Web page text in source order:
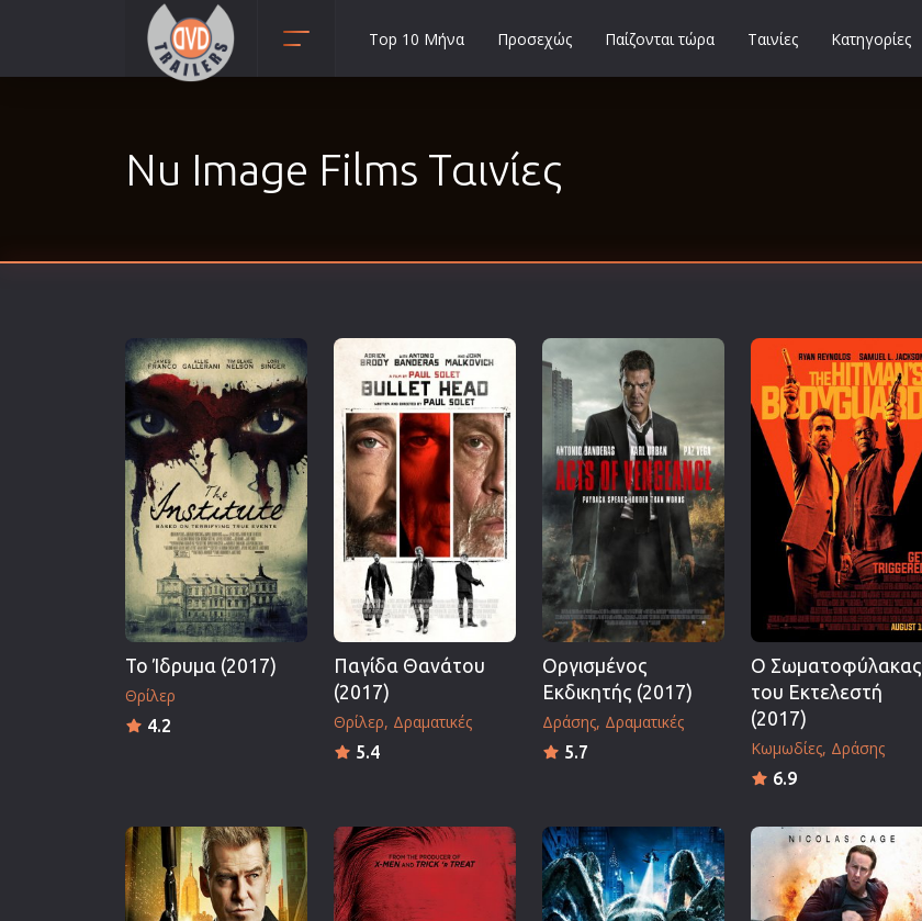
Αισθηματικές
Γουέστερν
Δραματικές
Δράσης
Ελληνικός Κινηματογράφος
Επιβίωσης
Επιστημονικής Φαντασίας
Εποχής
Ερωτικές
Ευρωπαικός Κινηματογράφος
Θρησκευτικές
Θρίλερ
Ιστορικές
Καταστροφής
Ντοκιμαντέρ
Οικογενειακές
Παιδικές
Περιπέτειες
Πολεμικές
Πολεμικές Τέχνες
Πολιτική
Σπορ
Τηλεοπτικές Σειρές
Τρόμου
Φαντασίας
Χριστουγεννιάτικες
Top 10 Μήνα Προσεχώς Παίζονται τώρα Ταινίες Κατηγορίες
Nu Image Films Ταινίες
Το Ίδρυμα (2017)
Θρίλερ
4.2
Παγίδα Θανάτου
(2017)
Θρίλερ Δραματικές
5.4
Οργισμένος
Εκδικητής (2017)
Δράσης Δραματικές
5.7
Ο Σωματοφύλακας
του Εκτελεστή
(2017)
Κωμωδίες Δράσης
6.9